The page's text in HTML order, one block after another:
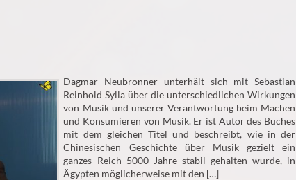
Dagmar Neubronner unterhält sich mit Sebastian
Reinhold Sylla über die unterschiedlichen Wirkungen
von Musik und unserer Verantwortung beim Machen
und Konsumieren von Musik. Er ist Autor des Buches
mit dem gleichen Titel und beschreibt, wie in der
Chinesischen Geschichte über Musik gezielt ein
ganzes Reich 5000 Jahre stabil gehalten wurde, in
Ägypten möglicherweise mit den […]